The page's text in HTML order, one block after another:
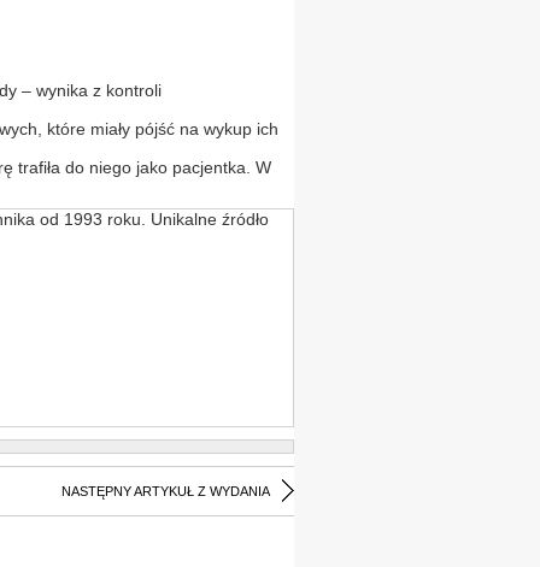
– wynika z kontroli
które miały pójść na wykup ich
trafiła do niego jako pacjentka. W
od 1993 roku. Unikalne źródło
NASTĘPNY ARTYKUŁ Z WYDANIA